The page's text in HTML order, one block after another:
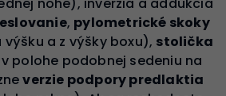
, pylometrické skoky
a z výšky boxu), stolička
polohe podobnej sedeniu na
verzie podpory predlaktia